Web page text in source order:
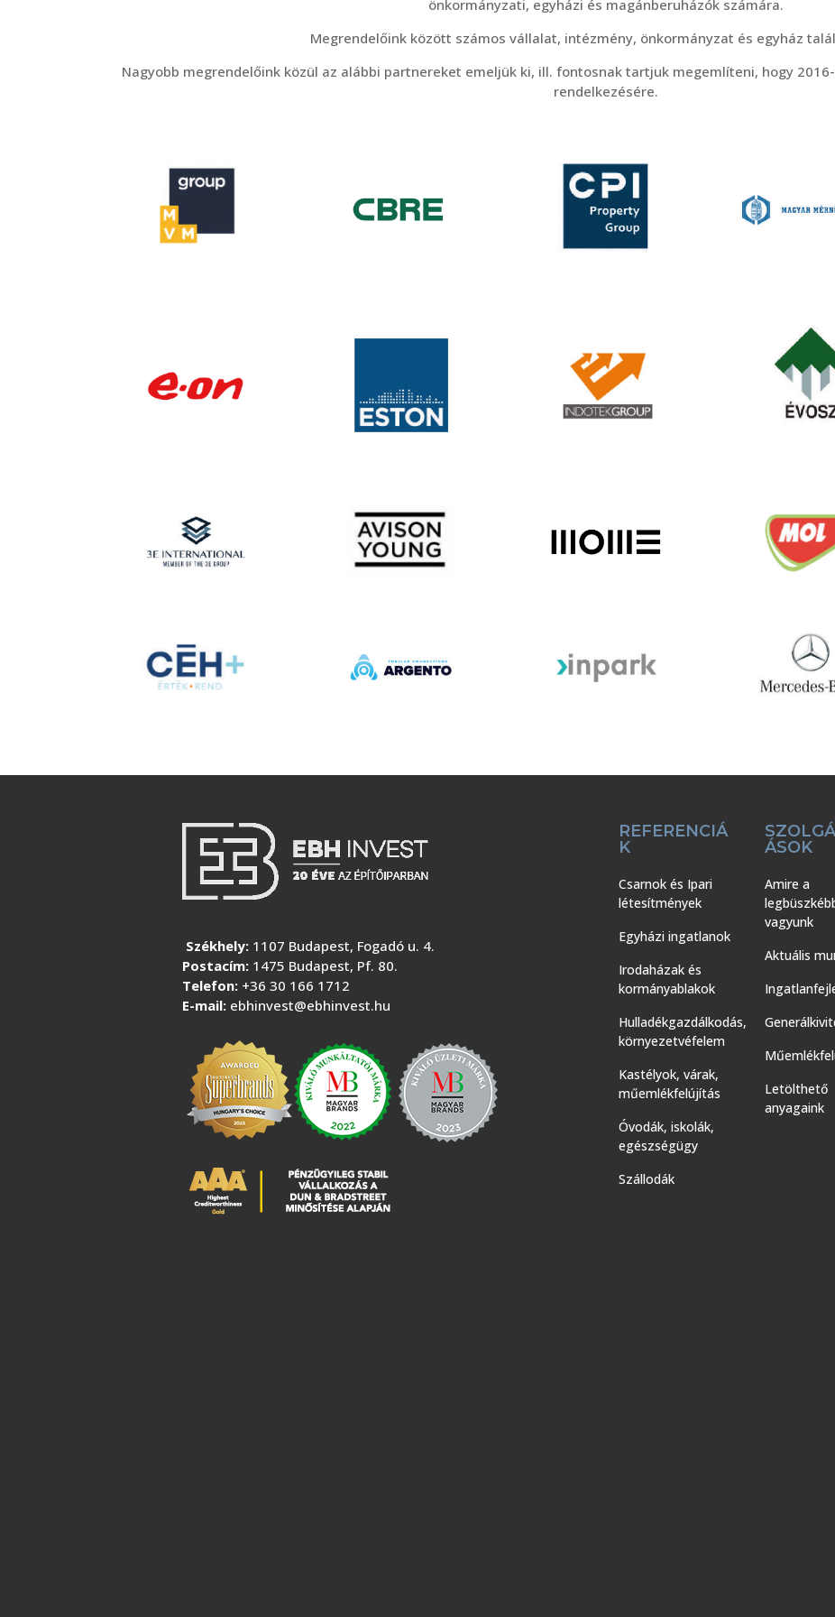
EGÉSZSÉGÜGY
TÁRSASHÁZ,
LAKÓINGATLAN
EGYHÁZI INGATLAN
KÖRNYEZETVÉFELEM
ÉPÜLETVILLAMOSSÁG
ENERGETIKAI FELÚJÍTÁS
PARKÉPÍTÉS
SAJÁT BERUHÁZÁS
önkormányzati, egyházi és magánberuházók számára.
Megrendelőink között számos vállalat, intézmény, önkormányzat és egyház
Nagyobb megrendelőink közül az alábbi partnereket emeljük ki, ill. fontosnak tartjuk megemlíteni, hogy
rendelkezésére.
Székhely:1107 Budapest, Fogadó u. 4.
Postacím:1475 Budapest, Pf. 80.
Telefon: +36 30 166 1712
E-mail: ebhinvest@ebhinvest.hu
REFERENCIÁ
K
Csarnok és Ipari
létesítmények
Egyházi ingatlanok
Irodaházak és
kormányablakok
Hulladékgazdálkodás,
környezetvéfelem
Kastélyok, várak,
műemlékfelújítás
Óvodák, iskolák,
egészségügy
Szállodák
ÁSOK
Amire a
vagyunk
Aktuális
Letölthető
anyagaink